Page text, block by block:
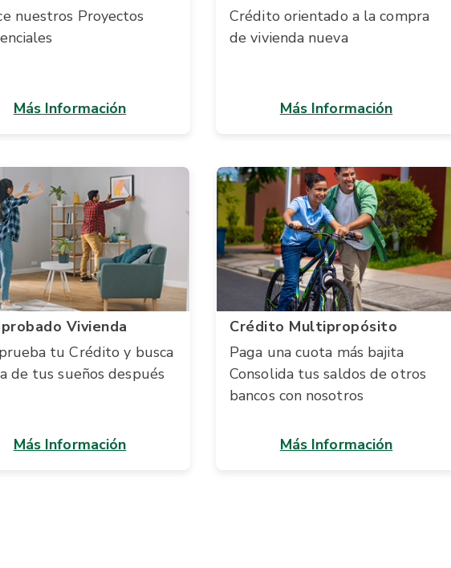
nuestros Proyectos
Más Información
Crédito orientado a la compra
de vivienda nueva
Más Información
Vivienda
tu Crédito y busca
de tus sueños después
Más Información
Crédito Multipropósito
Paga una cuota más bajita
Consolida tus saldos de otros
bancos con nosotros
Más Información